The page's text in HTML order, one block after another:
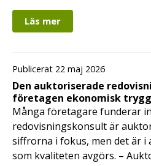
Läs mer
Publicerat 22 maj 2026
Den auktoriserade
företagen ekonomisk
Många företagare funderar
redovisningskonsult är
siffrorna i fokus, men det är
som kvaliteten avgörs. –